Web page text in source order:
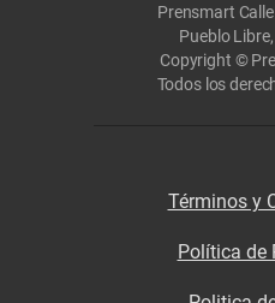
Prensmart
Pueblo
Copyright ©
Todos los
Términos y
Política de